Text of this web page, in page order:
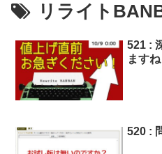
リライト
521 :
ますね
520 :